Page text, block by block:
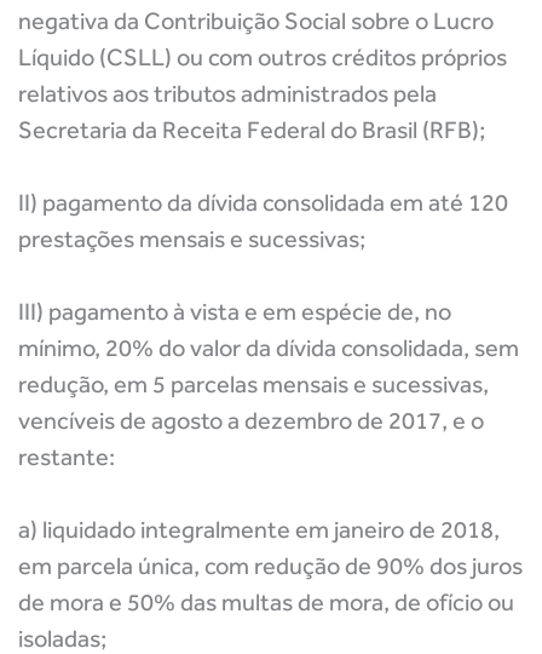
negativa da Contribuição Social sobre o Lucro
Líquido (CSLL) ou com outros créditos próprios
relativos aos tributos administrados pela
Secretaria da Receita Federal do Brasil (RFB);
II) pagamento da dívida consolidada em até 120
prestações mensais e sucessivas;
III) pagamento à vista e em espécie de, no
mínimo, 20% do valor da dívida consolidada, sem
redução, em 5 parcelas mensais e sucessivas,
vencíveis de agosto a dezembro de 2017, e o
restante:
a) liquidado integralmente em janeiro de 2018,
em parcela única, com redução de 90% dos juros
de mora e 50% das multas de mora, de ofício ou
isoladas;